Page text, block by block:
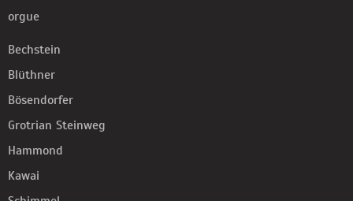
orgue
Bechstein
Blüthner
Bösendorfer
Grotrian Steinweg
Hammond
Kawai